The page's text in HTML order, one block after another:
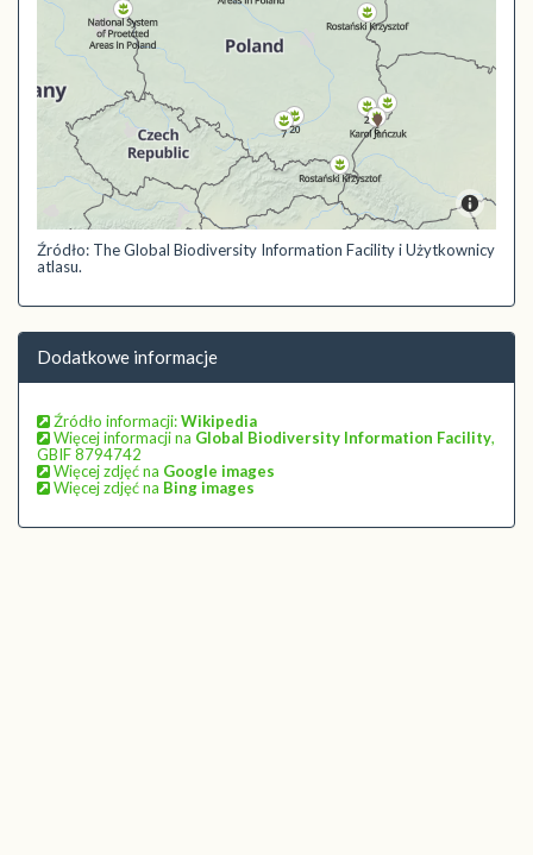
Źródło: The Global Biodiversity Information Facility i Użytkownicy
atlasu.
Dodatkowe informacje
Źródło informacji:Wikipedia
Więcej informacji na Global Biodiversity Information Facility,
GBIF 8794742
Więcej zdjęć na Google images
Więcej zdjęć na Bing images